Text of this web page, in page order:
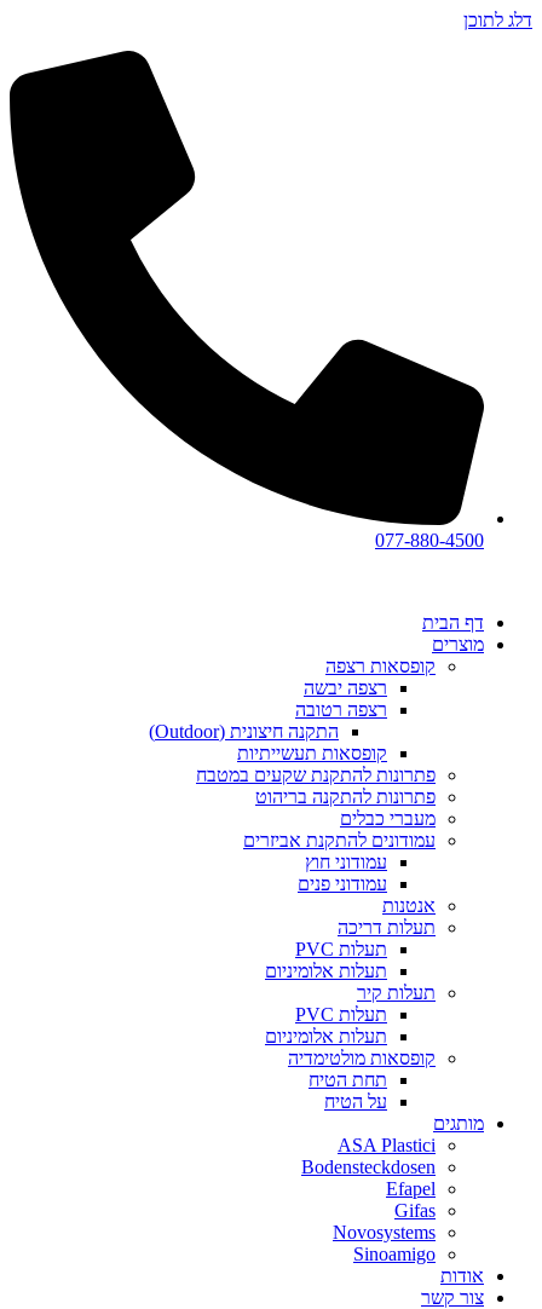
דלג לתוכן
077-880-4500
דף הבית
מוצרים
קופסאות רצפה
רצפה יבשה
רצפה רטובה
התקנה חיצונית (Outdoor)
קופסאות תעשייתיות
פתרונות להתקנת שקעים במטבח
פתרונות להתקנה בריהוט
מעברי כבלים
עמודונים להתקנת אביזרים
עמודוני חוץ
עמודוני פנים
אנטנות
תעלות דריכה
תעלות PVC
תעלות אלומיניום
תעלות קיר
תעלות PVC
תעלות אלומיניום
קופסאות מולטימדיה
תחת הטיח
על הטיח
מותגים
ASA Plastici
Bodensteckdosen
Efapel
Gifas
Novosystems
Sinoamigo
אודות
צור קשר